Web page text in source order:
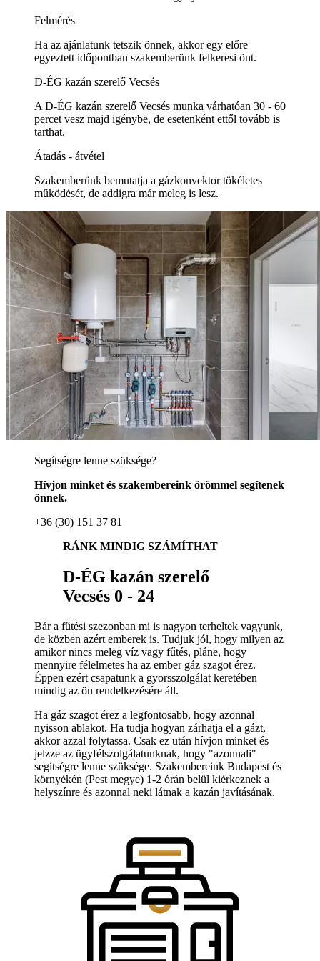
Felmérés
Ha az ajánlatunk tetszik önnek, akkor egy előre
egyeztett időpontban szakemberünk felkeresi önt.
D-ÉG kazán szerelő Vecsés
A D-ÉG kazán szerelő Vecsés munka várhatóan 30 - 60
percet vesz majd igénybe, de esetenként ettől tovább is
tarthat.
Átadás - átvétel
Szakemberünk bemutatja a gázkonvektor tökéletes
működését, de addigra már meleg is lesz.
Segítségre lenne szüksége?
Hívjon minket és szakembereink örömmel segítenek
önnek.
+36 (30) 151 37 81
RÁNK MINDIG SZÁMÍTHAT
D-ÉG kazán szerelő
Vecsés 0 - 24
Bár a fűtési szezonban mi is nagyon terheltek vagyunk,
de közben azért emberek is. Tudjuk jól, hogy milyen az
amikor nincs meleg víz vagy fűtés, pláne, hogy
mennyire félelmetes ha az ember gáz szagot érez.
Éppen ezért csapatunk a gyorsszolgálat keretében
mindig az ön rendelkezésére áll.
Ha gáz szagot érez a legfontosabb, hogy azonnal
nyisson ablakot. Ha tudja hogyan zárhatja el a gázt,
akkor azzal folytassa. Csak ez után hívjon minket és
jelzze az ügyfélszolgálatunknak, hogy "azonnali"
segítségre lenne szüksége. Szakembereink Budapest és
környékén (Pest megye) 1-2 órán belül kiérkeznek a
helyszínre és azonnal neki látnak a kazán javításának.